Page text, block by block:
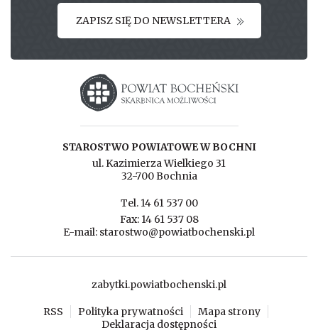
ZAPISZ SIĘ DO NEWSLETTERA
Starostwo powiatowe w Bochni
STAROSTWO POWIATOWE W BOCHNI
ul. Kazimierza Wielkiego 31
32-700 Bochnia
Tel. 14 61 537 00
Fax: 14 61 537 08
E-mail: starostwo@powiatbochenski.pl
zabytki.powiatbochenski.pl
RSS Polityka prywatności
Mapa strony
Deklaracja dostępności